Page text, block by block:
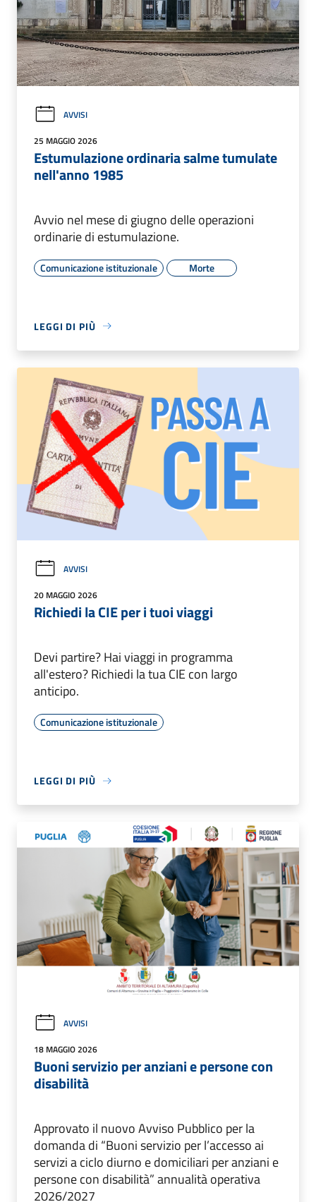
AVVISI
25 MAGGIO 2026
Estumulazione ordinaria salme tumulate
nell'anno 1985
Avvio nel mese di giugno delle operazioni
ordinarie di estumulazione.
Comunicazione istituzionale Morte
LEGGI DI PIÙ
AVVISI
20 MAGGIO 2026
Richiedi la CIE per i tuoi viaggi
Devi partire? Hai viaggi in programma
all'estero? Richiedi la tua CIE con largo
anticipo.
Comunicazione istituzionale
LEGGI DI PIÙ
AVVISI
18 MAGGIO 2026
Buoni servizio per anziani e persone con
disabilità
Approvato il nuovo Avviso Pubblico per la
domanda di “Buoni servizio per l’accesso ai
servizi a ciclo diurno e domiciliari per anziani e
persone con disabilità” annualità operativa
2026/2027